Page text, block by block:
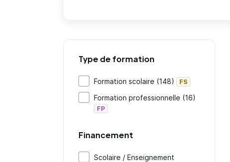
Type de formation
Formation scolaire (148) FS
Formation professionnelle (16)
FP
Financement
Scolaire / Enseignement